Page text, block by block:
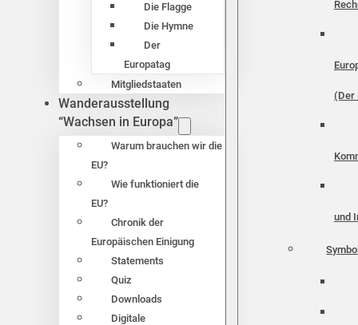
Die Flagge
Die Hymne
Der
Europatag
Mitgliedstaaten
Wanderausstellung
“Wachsen in Europa”
Warum brauchen wir die
EU?
Wie funktioniert die
EU?
Chronik der
Europäischen Einigung
Statements
Quiz
Downloads
Digitale
(Der
und